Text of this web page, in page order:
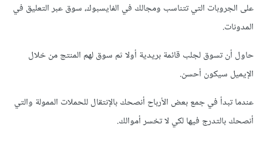
على الجروبات التي تتناسب ومجالك في الفايسبوك، سوق عبر التعليق في
المدونات.
حاول أن تسوق لجلب قائمة بريدية أولا ثم سوق لهم المنتج من خلال
الإيميل سيكون أحسن.
عندما تبدأ في جمع بعض الأرباح أنصحك بالإنتقال للحملات الممولة والتي
أنصحك بالتدرج فيها لكي لا تخسر أموالك.